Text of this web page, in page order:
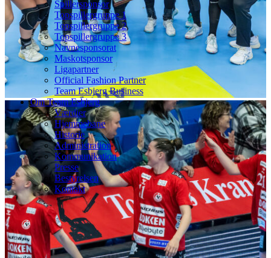
Spillersponsor
Topspillergruppe 1
Topspillergruppe 2
Topspillergruppe 3
Navnesponsorat
Maskotsponsor
Ligapartner
Official Fashion Partner
Team Esbjerg Business
Om Team Esbjerg
Værdier
Hjemmebane
Historie
Administration
Kommunikation
Presse
Bestyrelsen
Kontakt